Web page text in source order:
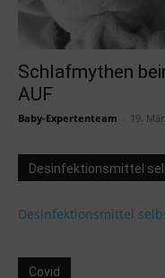
Schlafmythen
AUF
Baby-Expertenteam 19.
Desinfektionsmittel
Desinfektionsmittel
Covid